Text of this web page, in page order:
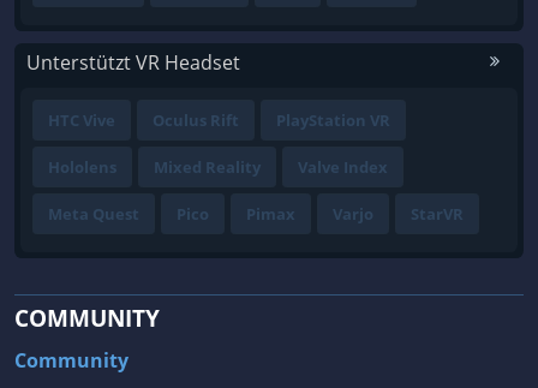
Unterstützt VR Headset
HTC Vive Oculus Rift PlayStation VR
Hololens Mixed Reality Valve Index
Meta Quest Pico Pimax Varjo StarVR
COMMUNITY
Community